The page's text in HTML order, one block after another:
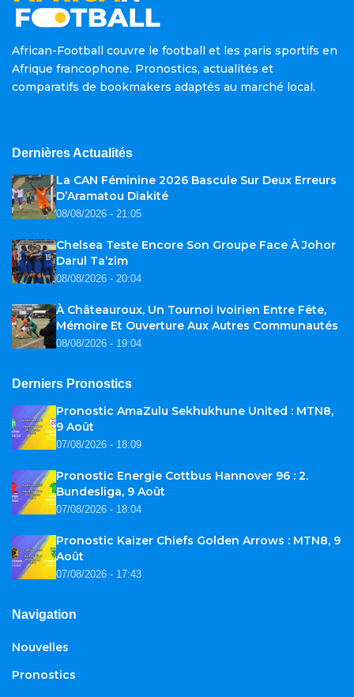
African-Football couvre le football et les paris sportifs en
Afrique francophone. Pronostics, actualités et
comparatifs de bookmakers adaptés au marché local.
Dernières Actualités
La CAN Féminine 2026 Bascule Sur Deux Erreurs
D’Aramatou Diakité
08/08/2026 - 21:05
Chelsea Teste Encore Son Groupe Face À Johor
Darul Ta’zim
08/08/2026 - 20:04
À Châteauroux, Un Tournoi Ivoirien Entre Fête,
Mémoire Et Ouverture Aux Autres Communautés
08/08/2026 - 19:04
Derniers Pronostics
Pronostic AmaZulu Sekhukhune United : MTN8,
9 Août
07/08/2026 - 18:09
Pronostic Energie Cottbus Hannover 96 : 2.
Bundesliga, 9 Août
07/08/2026 - 18:04
Pronostic Kaizer Chiefs Golden Arrows : MTN8, 9
Août
07/08/2026 - 17:43
Navigation
Nouvelles
Pronostics